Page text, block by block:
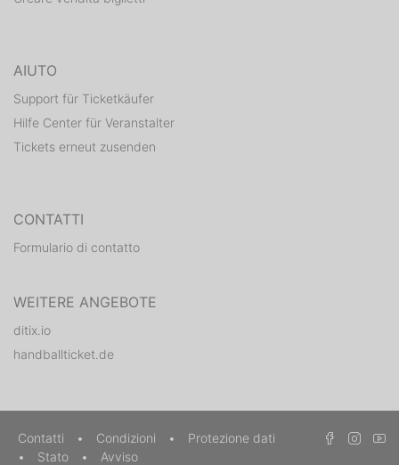
AIUTO
Support für Ticketkäufer
Hilfe Center für Veranstalter
Tickets erneut zusenden
CONTATTI
Formulario di contatto
WEITERE ANGEBOTE
ditix.io
handballticket.de
Contatti • Condizioni •
Protezione dati
•
Stato • Avviso